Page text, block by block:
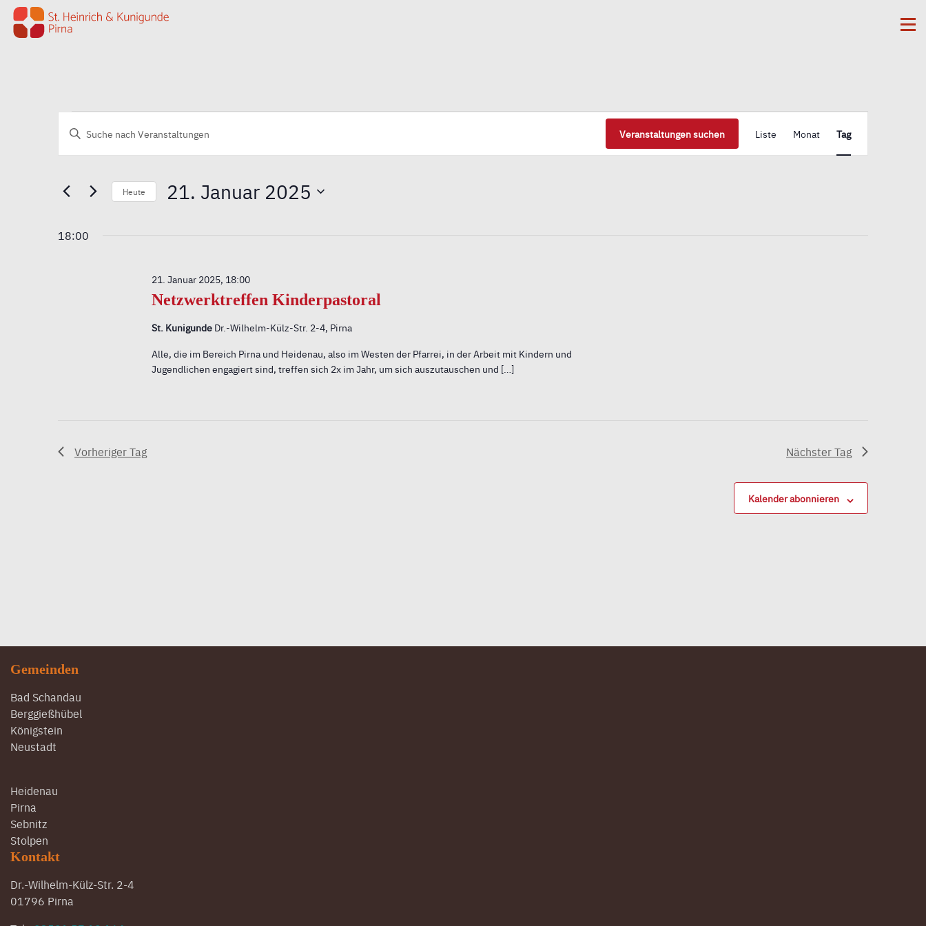
Zum Inhalt springen
Veranstaltungen
für
21.
Januar
Veranstaltungen
Such-
und
Ansichtennavigation
Geben
Suche
Schlüsselwort.
Veranstaltungen suchen Veranstaltung
Ansichten-
Navigation
Liste Monat Tag
Heute 21. Januar 2025
18:00
Netzwerktreffen Kinderpastoral
21. Januar 2025, 18:00
St. Kunigunde Dr.-Wilhelm-Külz-Str. 2-4, Pirna
Alle, die im Bereich Pirna und Heidenau, also im Westen der Pfarrei, in der Arbeit mit Kindern und
Jugendlichen engagiert sind, treffen sich 2x im Jahr, um sich auszutauschen und […]
Vorheriger Tag Nächster Tag
Kalender abonnieren
Gemeinden
Bad Schandau
Berggießhübel
Königstein
Neustadt
Heidenau
Pirna
Sebnitz
Stolpen
Kontakt
Dr.-Wilhelm-Külz-Str. 2-4
01796 Pirna